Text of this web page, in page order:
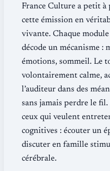
France Culture a petit
cette émission en
vivante. Chaque
décode un mécanisme :
émotions, sommeil. Le
volontairement calme,
l’auditeur dans des
sans jamais perdre le
ceux qui veulent
cognitives : écouter un
discuter en famille
cérébrale.